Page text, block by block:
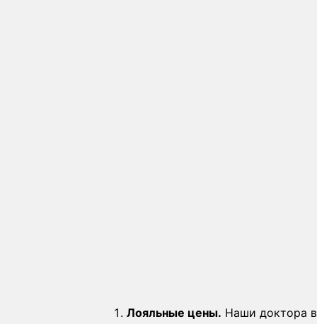
Лояльные цены. Наши доктора